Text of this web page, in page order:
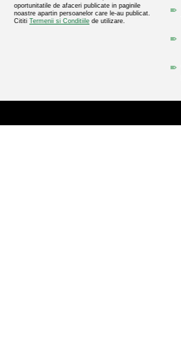
oportunitatile de afaceri publicate in paginile
noastre apartin persoanelor care le-au publicat.
Cititi Termenii si Conditiile de utilizare.